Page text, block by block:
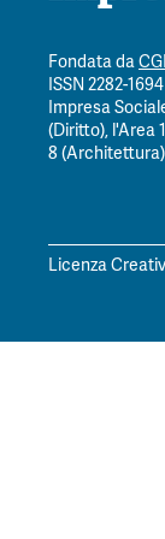
Fondata da
ISSN 2282-1694
Impresa
(Diritto), l'Area
8 (Architettura)
Licenza